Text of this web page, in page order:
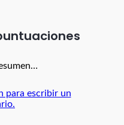
para escribir un